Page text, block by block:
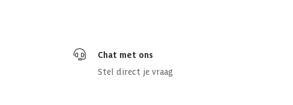
Chat met ons
Stel direct je vraag